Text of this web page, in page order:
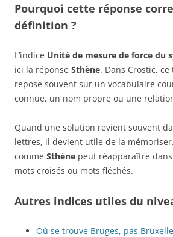
Pourquoi cette réponse
définition ?
L’indice Unité de mesure de force du
ici la réponse Sthène. Dans Crostic,
repose souvent sur un vocabulaire
connue, un nom propre ou une
Quand une solution revient souvent
lettres, il devient utile de la
comme Sthène peut réapparaître
mots croisés ou mots fléchés.
Autres indices utiles du
Où se trouve Bruges, pas